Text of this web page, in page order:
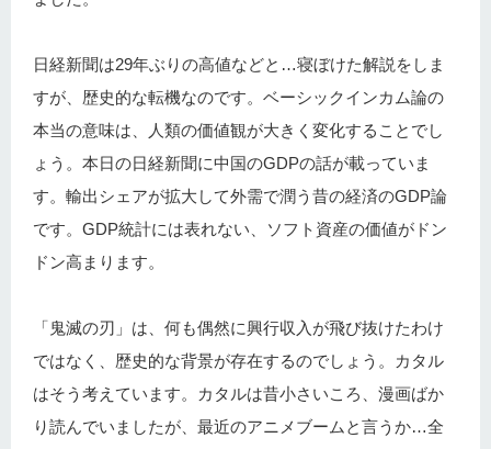
日経新聞は29年ぶりの高値などと…寝ぼけた解説をしま
すが、歴史的な転機なのです。ベーシックインカム論の
本当の意味は、人類の価値観が大きく変化することでし
ょう。本日の日経新聞に中国のGDPの話が載っていま
す。輸出シェアが拡大して外需で潤う昔の経済のGDP論
です。GDP統計には表れない、ソフト資産の価値がドン
ドン高まります。
「鬼滅の刃」は、何も偶然に興行収入が飛び抜けたわけ
ではなく、歴史的な背景が存在するのでしょう。カタル
はそう考えています。カタルは昔小さいころ、漫画ばか
り読んでいましたが、最近のアニメブームと言うか…全